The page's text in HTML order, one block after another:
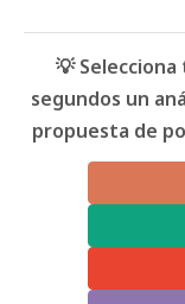
💡
segundos un
propuesta de